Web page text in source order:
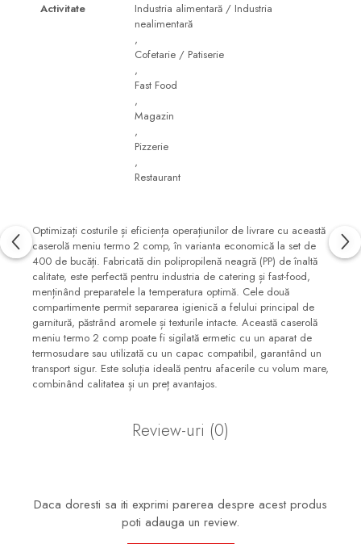
Activitate
Industria alimentară / Industria
nealimentară
,
Cofetarie / Patiserie
,
Fast Food
,
Magazin
,
Pizzerie
,
Restaurant
Optimizați costurile și eficiența operațiunilor de livrare cu această
caserolă meniu termo 2 comp, în varianta economică la set de
400 de bucăți. Fabricată din polipropilenă neagră (PP) de înaltă
calitate, este perfectă pentru industria de catering și fast-food,
menținând preparatele la temperatura optimă. Cele două
compartimente permit separarea igienică a felului principal de
garnitură, păstrând aromele și texturile intacte. Această caserolă
meniu termo 2 comp poate fi sigilată ermetic cu un aparat de
termosudare sau utilizată cu un capac compatibil, garantând un
transport sigur. Este soluția ideală pentru afacerile cu volum mare,
combinând calitatea și un preț avantajos.
Review-uri (0)
Daca doresti sa iti exprimi parerea despre acest produs
poti adauga un review.